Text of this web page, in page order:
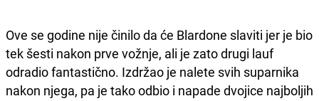
Ove se godine nije činilo da će Blardone slaviti jer je bio
tek šesti nakon prve vožnje, ali je zato drugi lauf
odradio fantastično. Izdržao je nalete svih suparnika
nakon njega, pa je tako odbio i napade dvojice najboljih